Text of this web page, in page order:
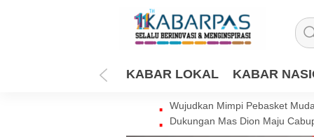
KABAR LOKAL KABAR
Wujudkan Mimpi Pebasket
Dukungan Mas Dion Maju